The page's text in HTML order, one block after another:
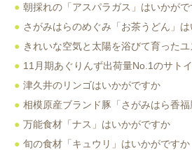
朝採れの「アスパラガス」はいかがで
さがみはらのめぐみ「お茶うどん」
きれいな空気と太陽を浴びて育った
11月期あぐりんず出荷量No.1のサト
津久井のリンゴはいかがですか
相模原産ブランド豚「さがみはら香
万能食材「ナス」はいかがですか
旬の食材「キュウリ」はいかがですか